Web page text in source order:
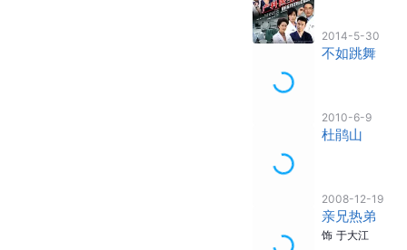
2014-5-30
不如跳舞
2010-6-9
杜鹃山
2008-12-19
亲兄热弟
饰 于大江